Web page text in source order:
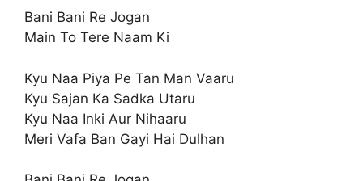
Bani Bani Re Jogan
Main To Tere Naam Ki
Kyu Naa Piya Pe Tan Man Vaaru
Kyu Sajan Ka Sadka Utaru
Kyu Naa Inki Aur Nihaaru
Meri Vafa Ban Gayi Hai Dulhan